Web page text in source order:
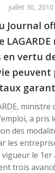
juillet 30, 2010
Journal
vertu
peuvent
taux
ministre
a
des
les
le
trois